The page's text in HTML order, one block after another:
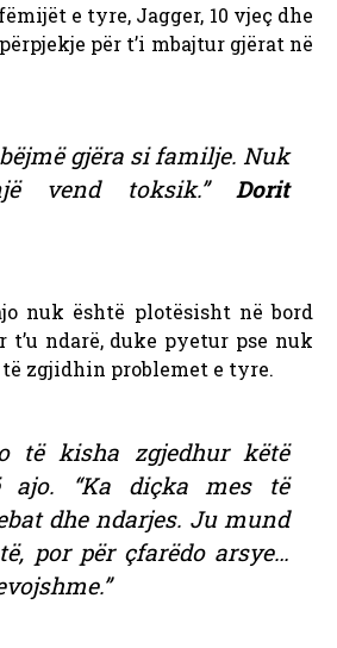
e tyre, Jagger, 10 vjeç dhe
për t’i mbajtur gjërat në
gjëra si familje. Nuk
vend toksik.” Dorit
nuk është plotësisht në bord
t’u ndarë, duke pyetur pse nuk
zgjidhin problemet e tyre.
të kisha zgjedhur këtë
ajo. “Ka diçka mes të
dhe ndarjes. Ju mund
por për çfarëdo arsye…